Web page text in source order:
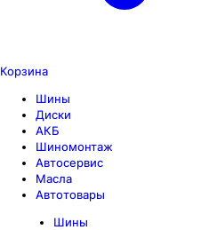
Корзина
Шины
Диски
АКБ
Шиномонтаж
Автосервис
Масла
Автотовары
Шины